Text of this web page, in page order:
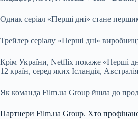
Однак серіал «Перші дні» стане
Трейлер серіалу «Перші дні»
Крім України, Netflix покаже «Перші
12 країн, серед яких Ісландія,
Як команда Film.ua Group йшла до
Партнери Film.ua Group. Хто